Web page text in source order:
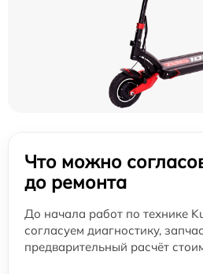
Что можно
до ремонта
До начала работ по технике
согласуем диагностику,
предварительный расчёт